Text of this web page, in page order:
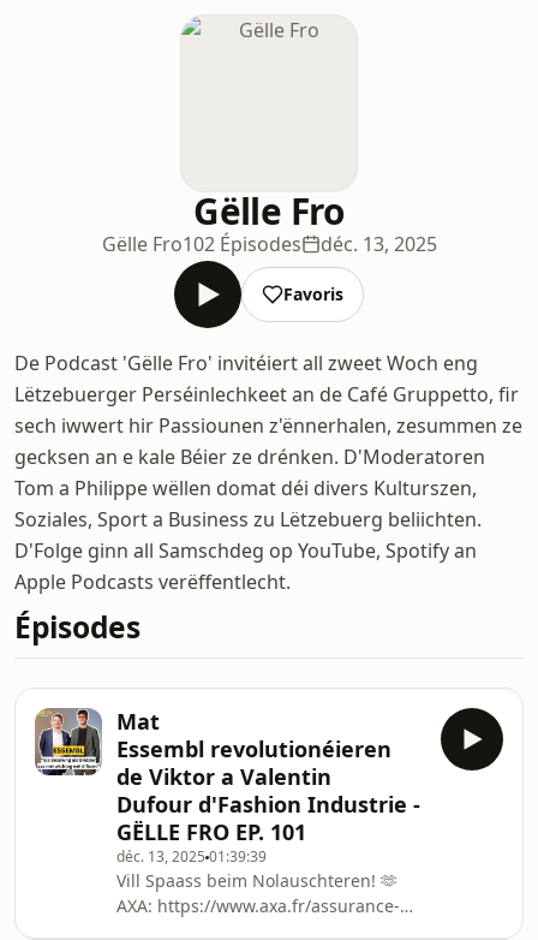
Gëlle Fro
Gëlle Fro102 Épisodes déc. 13, 2025
Favoris
De Podcast 'Gëlle Fro' invitéiert all zweet Woch eng
Lëtzebuerger Perséinlechkeet an de Café Gruppetto, fir
sech iwwert hir Passiounen z'ënnerhalen, zesummen ze
gecksen an e kale Béier ze drénken. D'Moderatoren
Tom a Philippe wëllen domat déi divers Kulturszen,
Soziales, Sport a Business zu Lëtzebuerg beliichten.
D'Folge ginn all Samschdeg op YouTube, Spotify an
Apple Podcasts verëffentlecht.
Épisodes
Mat
Essembl revolutionéieren
de Viktor a Valentin
Dufour d'Fashion Industrie -
GËLLE FRO EP. 101
déc. 13, 2025 01:39:39
Vill Spaass beim Nolauschteren! 🫶
AXA: ⁠https://www.axa.fr/assurance-